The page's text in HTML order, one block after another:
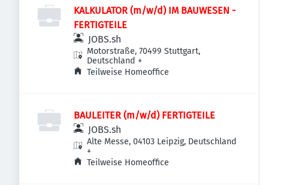
KALKULATOR (m/w/d) IM BAUWESEN -
FERTIGTEILE
JOBS.sh
Motorstraße, 70499 Stuttgart,
Deutschland +
Teilweise Homeoffice
BAULEITER (m/w/d) FERTIGTEILE
JOBS.sh
Alte Messe, 04103 Leipzig, Deutschland
+
Teilweise Homeoffice